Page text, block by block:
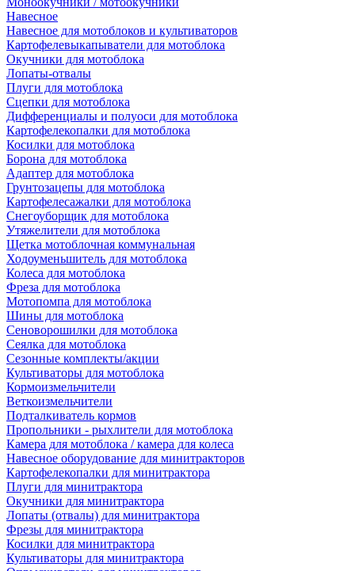
Навесное
Навесное для мотоблоков и культиваторов
Картофелевыкапыватели для мотоблока
Окучники для мотоблока
Лопаты-отвалы
Плуги для мотоблока
Сцепки для мотоблока
Дифференциалы и полуоси для мотоблока
Картофелекопалки для мотоблока
Косилки для мотоблока
Борона для мотоблока
Адаптер для мотоблока
Грунтозацепы для мотоблока
Картофелесажалки для мотоблока
Снегоуборщик для мотоблока
Утяжелители для мотоблока
Щетка мотоблочная коммунальная
Ходоуменьшитель для мотоблока
Колеса для мотоблока
Фреза для мотоблока
Мотопомпа для мотоблока
Шины для мотоблока
Сеноворошилки для мотоблока
Сеялка для мотоблока
Сезонные комплекты/акции
Культиваторы для мотоблока
Кормоизмельчители
Веткоизмельчители
Подталкиватель кормов
Пропольники - рыхлители для мотоблока
Камера для мотоблока / камера для колеса
Навесное оборудование для минитракторов
Картофелекопалки для минитрактора
Плуги для минитрактора
Окучники для минитрактора
Лопаты (отвалы) для минитрактора
Фрезы для минитрактора
Косилки для минитрактора
Культиваторы для минитрактора